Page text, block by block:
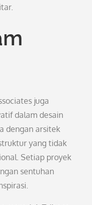
juga
dalam desain
dengan arsitek
yang tidak
Setiap proyek
sentuhan